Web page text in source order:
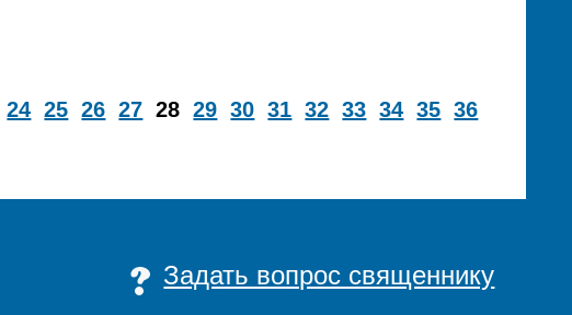
24 25 26 27 2829 30 31 32 33 34 35 36
Задать вопрос священнику